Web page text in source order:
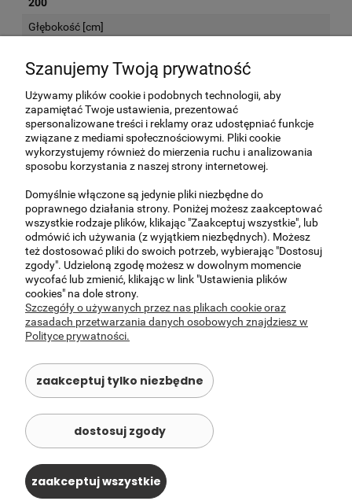
Głębokość [cm]
KOSZTY DOSTAWY
Kurier -(meble przed wysyłką są sprawdzane
i odpowiednio zabezpieczone. Koszt wysyłki
kurierskiej nie obejmuje wniesienia na piętro
kg.)
160,00 zł
Okolice Warszawy i z podnośnikiem (150,00-
300,00)(UWAGA - Ceny indywidualne,
prosimy o kontakt )
200,00 zł
Odbiór osobisty -(Al Krakowska 37, Janki 05-
090 )
O NAS
OBSŁUGA KLIENTA
POMOC
MOJE KONTO
Szanujemy Twoją prywatność
Używamy plików cookie i podobnych technologii, aby
zapamiętać Twoje ustawienia, prezentować
spersonalizowane treści i reklamy oraz udostępniać funkcje
związane z mediami społecznościowymi. Pliki cookie
wykorzystujemy również do mierzenia ruchu i analizowania
sposobu korzystania z naszej strony internetowej.
Domyślnie włączone są jedynie pliki niezbędne do
poprawnego działania strony. Poniżej możesz zaakceptować
wszystkie rodzaje plików, klikając "Zaakceptuj wszystkie", lub
odmówić ich używania (z wyjątkiem niezbędnych). Możesz
też dostosować pliki do swoich potrzeb, wybierając "Dostosuj
zgody". Udzieloną zgodę możesz w dowolnym momencie
wycofać lub zmienić, klikając w link "Ustawienia plików
cookies" na dole strony.
Szczegóły o używanych przez nas plikach cookie oraz
zasadach przetwarzania danych osobowych znajdziesz w
Polityce prywatności.
zaakceptuj tylko niezbędne
dostosuj zgody
zaakceptuj wszystkie